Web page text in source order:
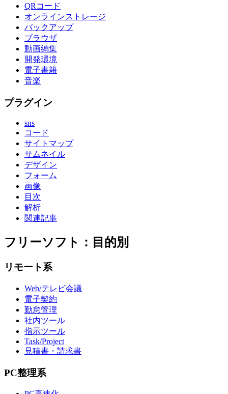
QRコード
オンラインストレージ
バックアップ
ブラウザ
動画編集
開発環境
電子書籍
音楽
プラグイン
sns
コード
サイトマップ
サムネイル
デザイン
フォーム
画像
目次
解析
関連記事
フリーソフト：目的別
リモート系
Web/テレビ会議
電子契約
勤怠管理
社内ツール
指示ツール
Task/Project
見積書・請求書
PC整理系